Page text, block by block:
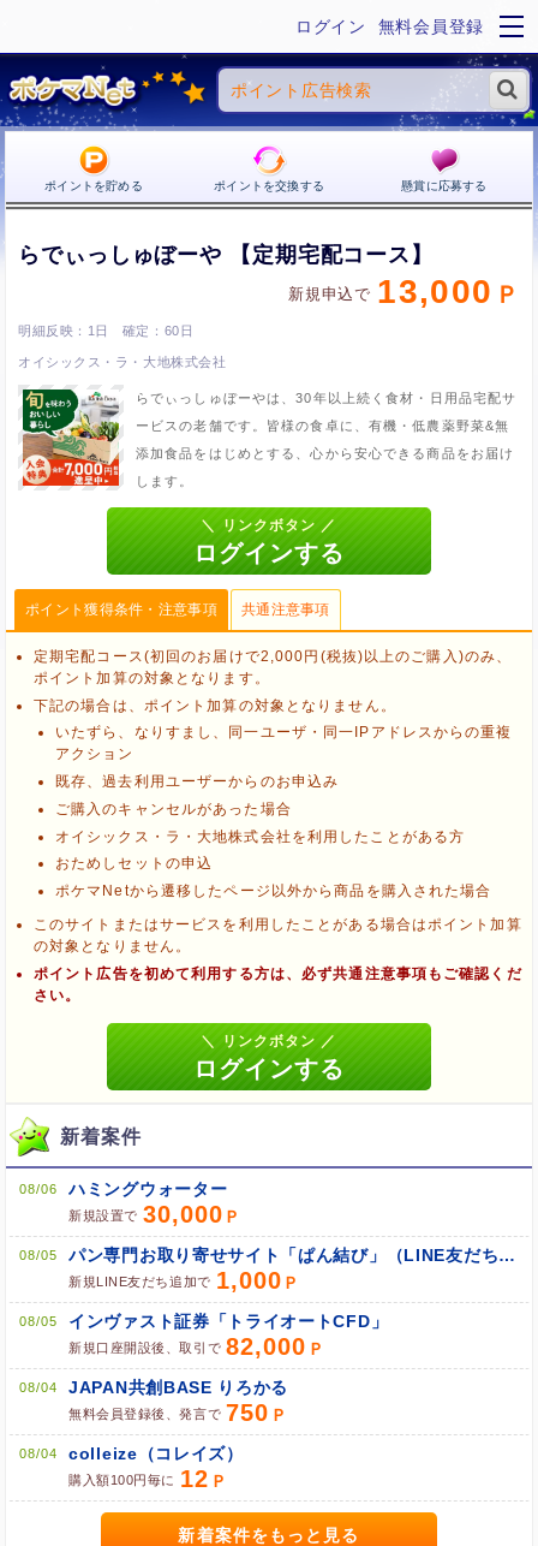
ログイン 無料会員登録
ポイントを貯める ポイントを交換する 懸賞に応募する
らでぃっしゅぼーや 【定期宅配コース】
新規申込で 13,000
1日 60日
オイシックス・ラ・大地株式会社
らでぃっしゅぼーやは、30年以上続く食材・日用品宅配サ
ービスの老舗です。皆様の食卓に、有機・低農薬野菜&無
添加食品をはじめとする、心から安心できる商品をお届け
します。
ポイント獲得条件・注意事項 共通注意事項
定期宅配コース(初回のお届けで2,000円(税抜)以上のご購入)のみ、
ポイント加算の対象となります。
下記の場合は、ポイント加算の対象となりません。
いたずら、なりすまし、同一ユーザ・同一IPアドレスからの重複
アクション
既存、過去利用ユーザーからのお申込み
ご購入のキャンセルがあった場合
オイシックス・ラ・大地株式会社を利用したことがある方
おためしセットの申込
ポケマNetから遷移したページ以外から商品を購入された場合
このサイトまたはサービスを利用したことがある場合はポイント加算
の対象となりません。
ポイント広告を初めて利用する方は、必ず共通注意事項もご確認くだ
さい。
ブラウザのクッキー情報を削除する
他のサイトにアクセスする
ブラウザのクッキー情報を全て削除してブラウザを再起動
ポケマNetにログインして「ポイント対象リンク」からポイント
広告を利用
新着案件
08/06 ハミングウォーター
新規設置で 30,000
08/05 パン専門お取り寄せサイト「ぱん結び」（LINE友だち追加）
新規LINE友だち追加で 1,000
08/05 インヴァスト証券「トライオートCFD」
新規口座開設後、取引で 82,000
08/04 JAPAN共創BASE りろかる
無料会員登録後、発言で 750
08/04 colleize（コレイズ）
購入額100円毎に 12
新着案件をもっと見る